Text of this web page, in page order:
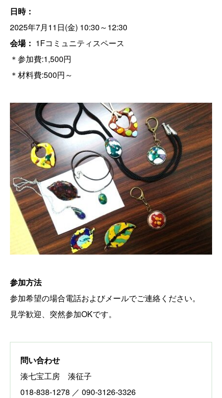
日時：
2025年7月11日(金) 10:30～12:30
会場： 1Fコミュニティスペース
＊参加費:1,500円
＊材料費:500円～
参加方法
参加希望の場合電話およびメールでご連絡ください。
見学歓迎、突然参加OKです。
問い合わせ
湊七宝工房 湊征子
018-838-1278 ／ 090-3126-3326